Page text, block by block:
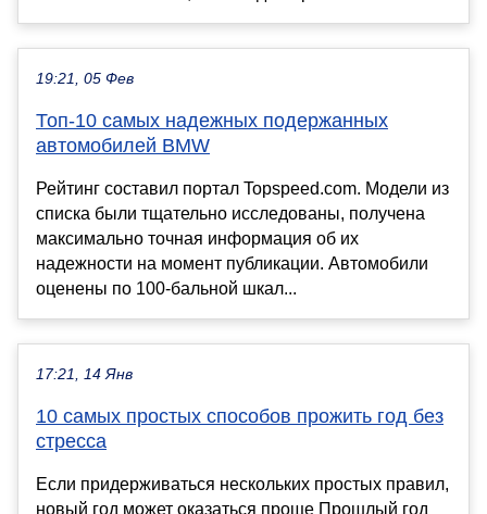
19:21, 05 Фев
Топ-10 самых надежных подержанных
автомобилей BMW
Рейтинг составил портал Topspeed.com. Модели из
списка были тщательно исследованы, получена
максимально точная информация об их
надежности на момент публикации. Автомобили
оценены по 100-бальной шкал...
17:21, 14 Янв
10 самых простых способов прожить год без
стресса
Если придерживаться нескольких простых правил,
новый год может оказаться проще Прошлый год